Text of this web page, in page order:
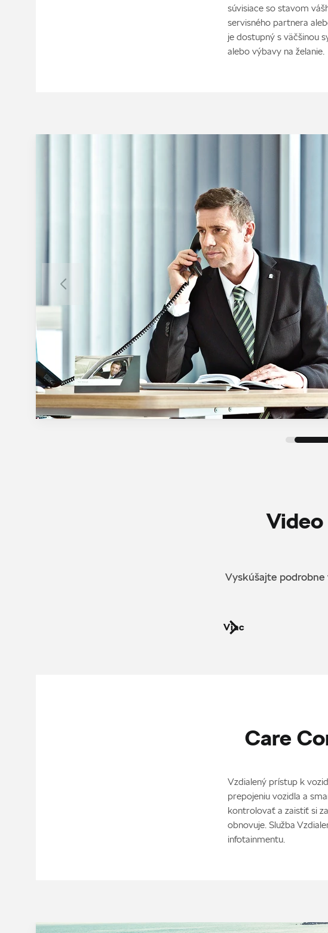
súvisiace so stavom
servisného partnera
je dostupný s väčšinou
alebo výbavy na želanie.
Vyskúšajte
Viac
Care
Vzdialený prístup k
prepojeniu vozidla a
kontrolovať a zaistiť si
obnovuje. Služba
infotainmentu.